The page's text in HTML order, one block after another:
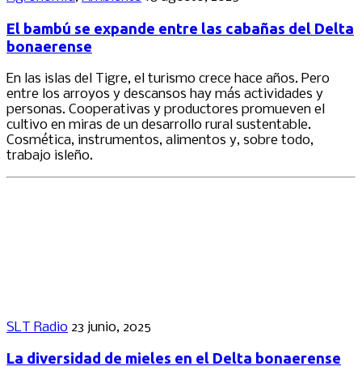
El bambú se expande entre las cabañas del Delta
bonaerense
En las islas del Tigre, el turismo crece hace años. Pero
entre los arroyos y descansos hay más actividades y
personas. Cooperativas y productores promueven el
cultivo en miras de un desarrollo rural sustentable.
Cosmética, instrumentos, alimentos y, sobre todo,
trabajo isleño.
SLT Radio 23 junio, 2025
La diversidad de mieles en el Delta bonaerense